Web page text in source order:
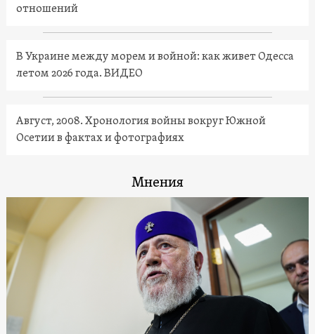
отношений
В Украине между морем и войной: как живет Одесса
летом 2026 года. ВИДЕО
Август, 2008. Хронология войны вокруг Южной
Осетии в фактах и фотографиях
Мнения